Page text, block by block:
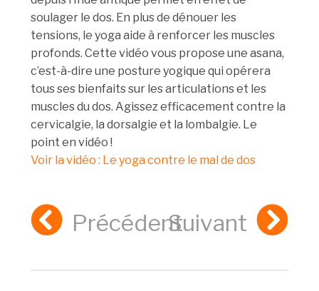
soulager le dos. En plus de dénouer les
tensions, le yoga aide à renforcer les muscles
profonds. Cette vidéo vous propose une asana,
c’est-à-dire une posture yogique qui opérera
tous ses bienfaits sur les articulations et les
muscles du dos. Agissez efficacement contre la
cervicalgie, la dorsalgie et la lombalgie. Le
point en vidéo !
Voir la vidéo : Le yoga contre le mal de dos
PrécédentSuivant